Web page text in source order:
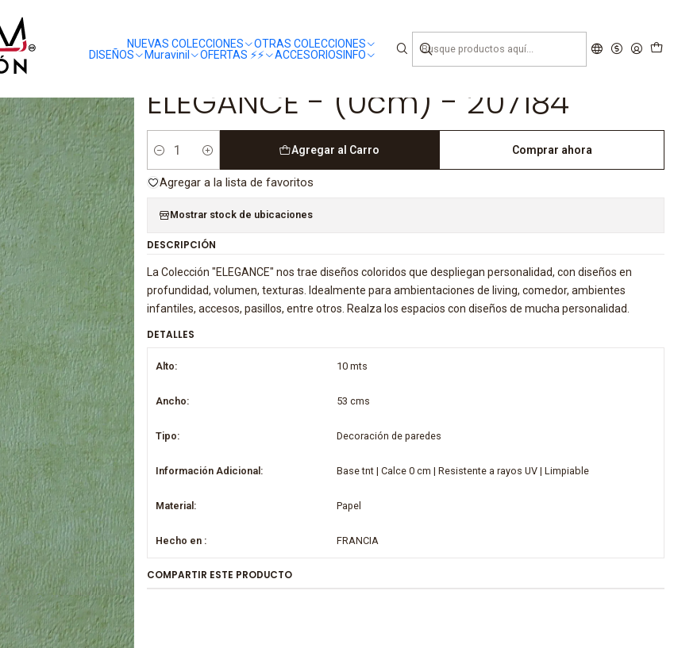
NUEVAS COLECCIONES
OTRAS COLECCIONES
DISEÑOS
Muravinil OFERTAS ⚡️⚡️ ACCESORIOSINFO
- 207184
ELEGANCE - (0cm) - 207184
Cantidad
Agregar al Carro Comprar ahora
Agregar a la lista de favoritos
Mostrar stock de ubicaciones
DESCRIPCIÓN
La Colección "ELEGANCE" nos trae diseños coloridos que despliegan personalidad, con diseños en
profundidad, volumen, texturas. Idealmente para ambientaciones de living, comedor, ambientes
infantiles, accesos, pasillos, entre otros. Realza los espacios con diseños de mucha personalidad.
DETALLES
Alto: 10 mts
Ancho: 53 cms
Tipo: Decoración de paredes
Información Adicional: Base tnt | Calce 0 cm | Resistente a rayos UV | Limpiable
Material: Papel
Hecho en : FRANCIA
COMPARTIR ESTE PRODUCTO